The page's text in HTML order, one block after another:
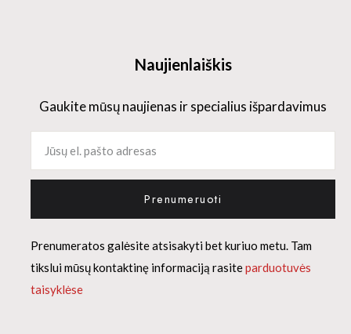
Naujienlaiškis
Gaukite mūsų naujienas ir specialius išpardavimus
Prenumeruoti
Prenumeratos galėsite atsisakyti bet kuriuo metu. Tam
tikslui mūsų kontaktinę informaciją rasiteparduotuvės
taisyklėse